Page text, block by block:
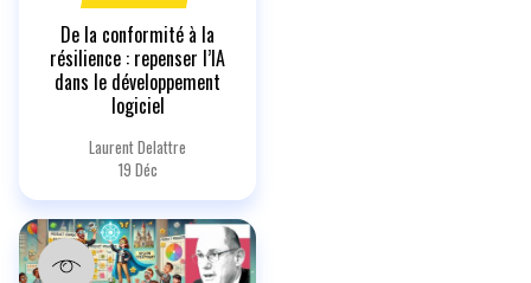
De la conformité à la
résilience : repenser l’IA
dans le développement
logiciel
Laurent Delattre
19 Déc